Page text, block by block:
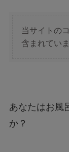
当サイトの
含まれてい
あなたはお風
か？